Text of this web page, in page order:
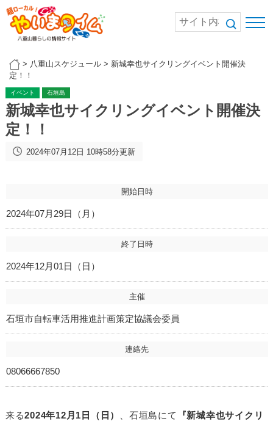
> 八重山スケジュール> 新城幸也サイクリングイベント開催決
定！！
イベント 石垣島
新城幸也サイクリングイベント開催決
定！！
2024年07月12日 10時58分更新
開始日時
2024年07月29日（月）
終了日時
2024年12月01日（日）
主催
石垣市自転車活用推進計画策定協議会委員
連絡先
08066667850
来る2024年12月1日（日） 、石垣島にて
『新城幸也サイクリ